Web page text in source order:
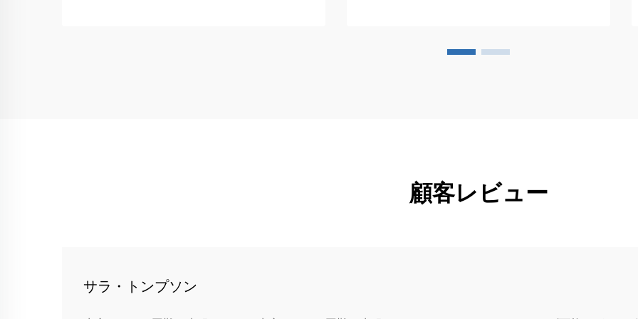
顧客レビュー
サラ・トンプソン